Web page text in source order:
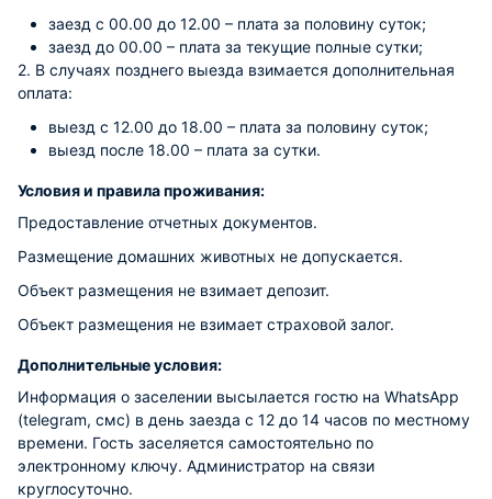
заезд с 00.00 до 12.00 – плата за половину суток;
заезд до 00.00 – плата за текущие полные сутки;
2. В случаях позднего выезда взимается дополнительная
оплата:
выезд с 12.00 до 18.00 – плата за половину суток;
выезд после 18.00 – плата за сутки.
Условия и правила проживания:
Предоставление отчетных документов.
Размещение домашних животных не допускается.
Объект размещения не взимает депозит.
Объект размещения не взимает страховой залог.
Дополнительные условия:
Информация о заселении высылается гостю на WhatsApp
(telegram, cмc) в день заезда с 12 до 14 часов по местному
времени. Гость заселяется самостоятельно по
электронному ключу. Администратор на связи
круглосуточно.